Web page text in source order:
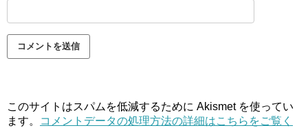
このサイトはスパムを低減するために Akismet を使ってい
ます。
コメントデータの処理方法の詳細はこちらをご覧く